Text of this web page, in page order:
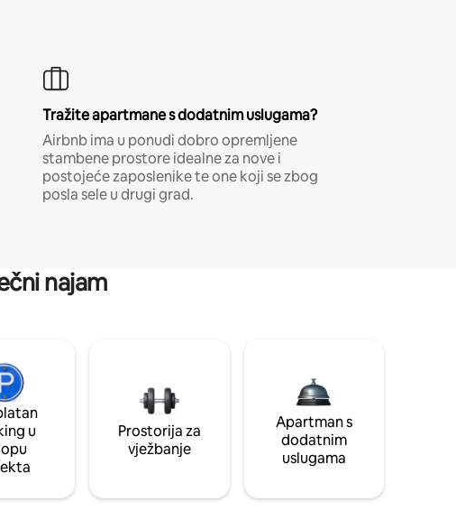
Tražite apartmane s dodatnim uslugama?
Airbnb ima u ponudi dobro opremljene
stambene prostore idealne za nove i
postojeće zaposlenike te one koji se zbog
posla sele u drugi grad.
najam
u
Prostorija za
vježbanje
Apartman s
dodatnim
uslugama